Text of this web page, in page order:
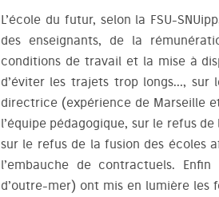
L’école du futur, selon la FSU-
des enseignants, de la
conditions de travail et la mise à
d’éviter les trajets trop longs…,
directrice (expérience de Marseille
l’équipe pédagogique, sur le refus
sur le refus de la fusion des écoles
l’embauche de contractuels.
d’outre-mer) ont mis en lumière